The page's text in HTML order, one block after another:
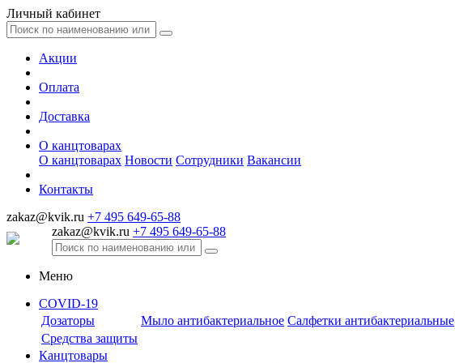
Личный кабинет
Акции
Оплата
Доставка
О канцтоварах
О канцтоварах Новости Сотрудники Вакансии
Контакты
zakaz@kvik.ru +7 495 649-65-88
zakaz@kvik.ru +7 495 649-65-88
Меню
COVID-19
Дозаторы
Мыло антибактериальное Салфетки антибактериальные
Средства защиты
Канцтовары